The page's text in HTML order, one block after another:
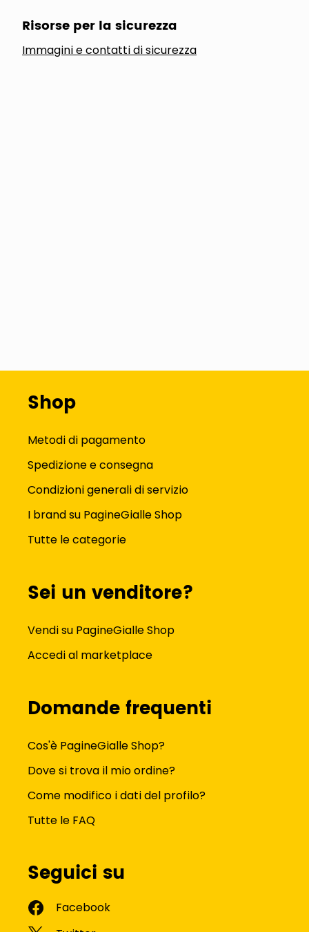
Risorse per la sicurezza
Immagini e contatti di sicurezza
Shop
Metodi di pagamento
Spedizione e consegna
Condizioni generali di servizio
I brand su PagineGialle Shop
Tutte le categorie
Sei un venditore?
Vendi su PagineGialle Shop
Accedi al marketplace
Domande frequenti
Cos'è PagineGialle Shop?
Dove si trova il mio ordine?
Come modifico i dati del profilo?
Tutte le FAQ
Seguici su